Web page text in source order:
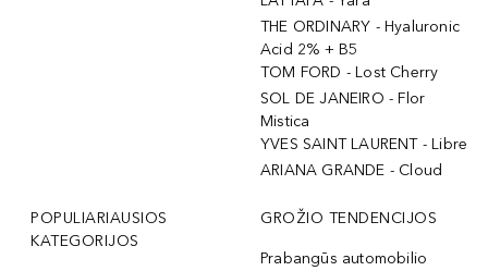
THE ORDINARY - Hyaluronic
Acid 2% + B5
TOM FORD - Lost Cherry
SOL DE JANEIRO - Flor
Mistica
YVES SAINT LAURENT - Libre
ARIANA GRANDE - Cloud
POPULIARIAUSIOS
KATEGORIJOS
GROŽIO TENDENCIJOS
Prabangūs automobilio